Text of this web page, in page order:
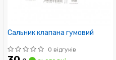
Сальник клапана гумовий
0 відгуків